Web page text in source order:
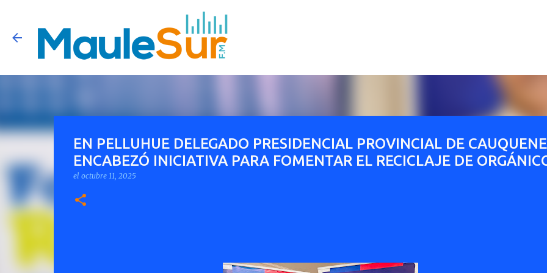
EN PELLUHUE DELEGADO PRESIDENCIAL PROVINCIAL DE
ENCABEZÓ INICIATIVA PARA FOMENTAR EL RECICLAJE DE
el octubre 11, 2025